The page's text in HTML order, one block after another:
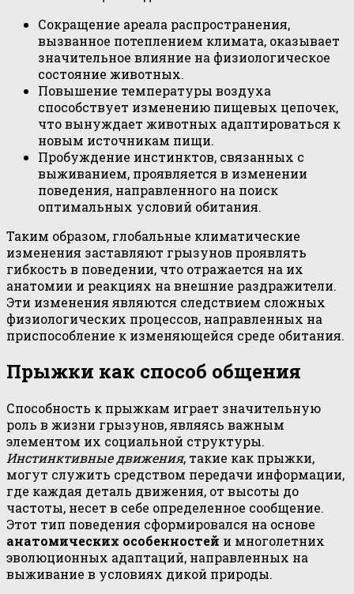
Сокращение ареала распространения,
вызванное потеплением климата, оказывает
значительное влияние на физиологическое
состояние животных.
Повышение температуры воздуха
способствует изменению пищевых цепочек,
что вынуждает животных адаптироваться к
новым источникам пищи.
Пробуждение инстинктов, связанных с
выживанием, проявляется в изменении
поведения, направленного на поиск
оптимальных условий обитания.
Таким образом, глобальные климатические
изменения заставляют грызунов проявлять
гибкость в поведении, что отражается на их
анатомии и реакциях на внешние раздражители.
Эти изменения являются следствием сложных
физиологических процессов, направленных на
приспособление к изменяющейся среде обитания.
Прыжки как способ общения
Способность к прыжкам играет значительную
роль в жизни грызунов, являясь важным
элементом их социальной структуры.
Инстинктивные движения, такие как прыжки,
могут служить средством передачи информации,
где каждая деталь движения, от высоты до
частоты, несет в себе определенное сообщение.
Этот тип поведения сформировался на основе
анатомических особенностей и многолетних
эволюционных адаптаций, направленных на
выживание в условиях дикой природы.